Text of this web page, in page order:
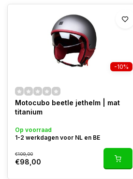
-10%
Motocubo beetle jethelm | mat
titanium
Op voorraad
1-2 werkdagen voor NL en BE
€109,00
€98,00